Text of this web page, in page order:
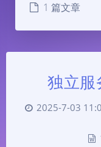
1 篇文章
独立服
2025-7-03